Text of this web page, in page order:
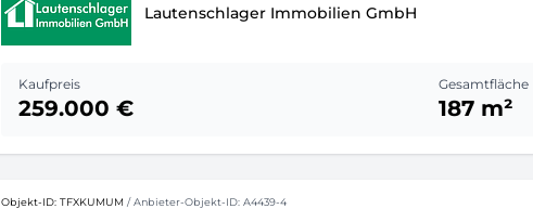
Lautenschlager Immobilien GmbH
Kaufpreis
259.000 €
Gesamtfläche
187 m²
Objekt-ID: TFXKUMUM / Anbieter-Objekt-ID: A4439-4